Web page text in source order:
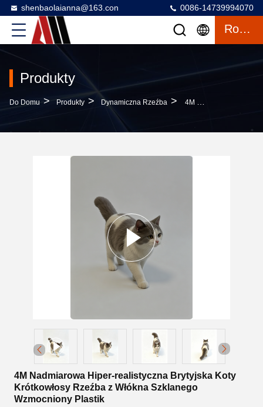
shenbaolaianna@163.con 0086-14739994070
Rozmowa
Produkty
Do Domu > Produkty > Dynamiczna Rzeźba > 4M Nadmiarowa Hiper-Realistyczna Brytyjska Koty Krótkowłosy Rzeźba Z Włókna Szklanego Wzmocniony Plastik
4M Nadmiarowa Hiper-realistyczna Brytyjska Koty
Krótkowłosy Rzeźba z Włókna Szklanego
Wzmocniony Plastik